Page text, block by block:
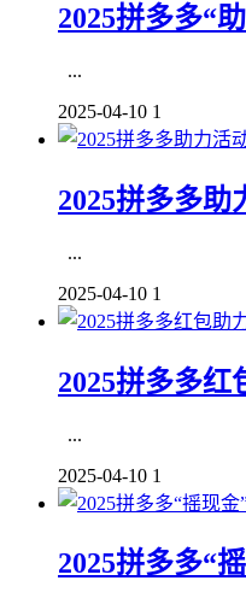
2025拼多多“
...
2025-04-10 1
2025拼多多
...
2025-04-10 1
2025拼多多
...
2025-04-10 1
2025拼多多“